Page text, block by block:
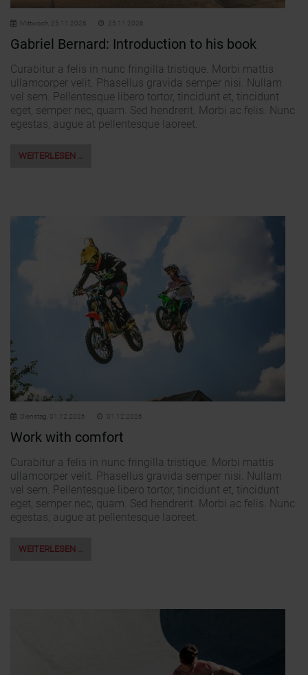
Mittwoch, 25.11.2026 25.11.2026
Gabriel Bernard: Introduction to his book
Curabitur a felis in nunc fringilla tristique. Morbi mattis
ullamcorper velit. Phasellus gravida semper nisi. Nullam
vel sem. Pellentesque libero tortor, tincidunt et, tincidunt
eget, semper nec, quam. Sed hendrerit. Morbi ac felis. Nunc
egestas, augue at pellentesque laoreet.
WEITERLESEN …
Dienstag, 01.12.2026 01.12.2026
Work with comfort
Curabitur a felis in nunc fringilla tristique. Morbi mattis
ullamcorper velit. Phasellus gravida semper nisi. Nullam
vel sem. Pellentesque libero tortor, tincidunt et, tincidunt
eget, semper nec, quam. Sed hendrerit. Morbi ac felis. Nunc
egestas, augue at pellentesque laoreet.
WEITERLESEN …